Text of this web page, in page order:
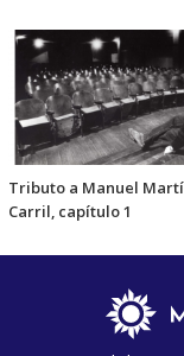
Tributo a Manuel
Carril, capítulo 1